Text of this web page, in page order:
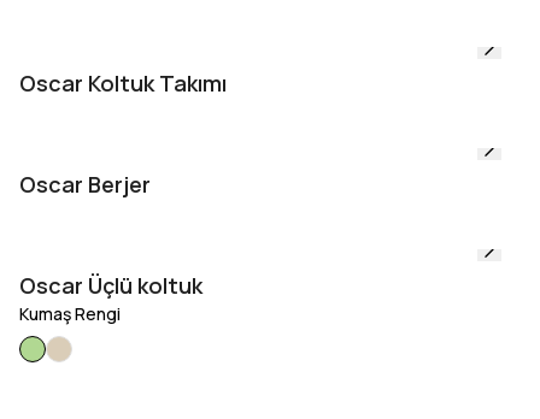
Oscar Koltuk Takımı
Oscar Berjer
Oscar Üçlü koltuk
Kumaş Rengi